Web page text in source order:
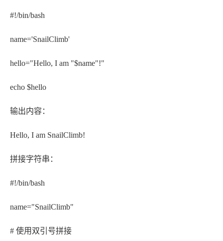
#!/bin/bash
name='SnailClimb'
hello="Hello, I am "$name"!"
echo $hello
输出内容：
Hello, I am SnailClimb!
拼接字符串：
#!/bin/bash
name="SnailClimb"
# 使用双引号拼接